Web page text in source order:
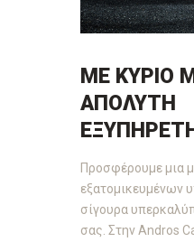
ΜΕ ΚΥΡΙΟ
ΑΠΟΛΥΤΗ
Προσφέρουμε μια
εξατομικευμένων
σίγουρα
σας. Στην Andros